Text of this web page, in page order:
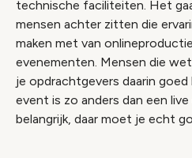
technische faciliteiten. Het
mensen achter zitten die
maken met van
evenementen. Mensen die
je opdrachtgevers daarin
event is zo anders dan een
belangrijk, daar moet je echt